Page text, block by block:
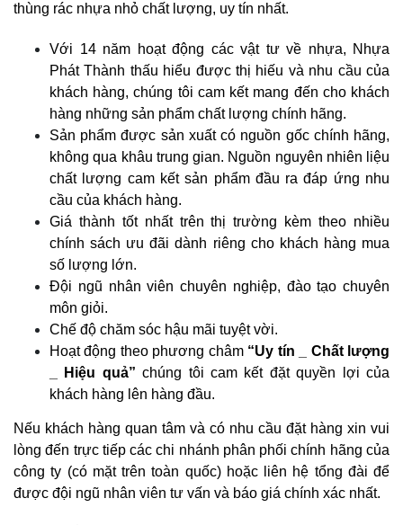
thùng rác nhựa nhỏ chất lượng, uy tín nhất.
Với 14 năm hoạt động các vật tư về nhựa, Nhựa
Phát Thành thấu hiểu được thị hiếu và nhu cầu của
khách hàng, chúng tôi cam kết mang đến cho khách
hàng những sản phẩm chất lượng chính hãng.
Sản phẩm được sản xuất có nguồn gốc chính hãng,
không qua khâu trung gian. Nguồn nguyên nhiên liệu
chất lượng cam kết sản phẩm đầu ra đáp ứng nhu
cầu của khách hàng.
Giá thành tốt nhất trên thị trường kèm theo nhiều
chính sách ưu đãi dành riêng cho khách hàng mua
số lượng lớn.
Đội ngũ nhân viên chuyên nghiệp, đào tạo chuyên
môn giỏi.
Chế độ chăm sóc hậu mãi tuyệt vời.
Hoạt động theo phương châm “Uy tín _ Chất lượng
_ Hiệu quả” chúng tôi cam kết đặt quyền lợi của
khách hàng lên hàng đầu.
Nếu khách hàng quan tâm và có nhu cầu đặt hàng xin vui
lòng đến trực tiếp các chi nhánh phân phối chính hãng của
công ty (có mặt trên toàn quốc) hoặc liên hệ tổng đài để
được đội ngũ nhân viên tư vấn và báo giá chính xác nhất.